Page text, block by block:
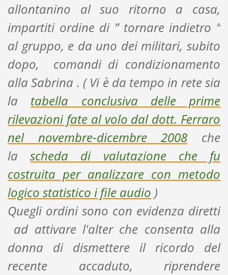
allontanino al suo ritorno a casa,
impartiti ordine di ” tornare indietro ”
al gruppo, e da uno dei militari, subito
dopo, comandi di condizionamento
alla Sabrina . ( Vi è da tempo in rete sia
la tabella conclusiva delle prime
rilevazioni fate al volo dal dott. Ferraro
nel novembre-dicembre 2008
che
lascheda di valutazione che fu
costruita per analizzare con metodo
logico statistico i file audio )
Quegli ordini sono con evidenza diretti
ad attivare l'alter che consenta alla
donna di dismettere il ricordo del
recente accaduto, riprendere